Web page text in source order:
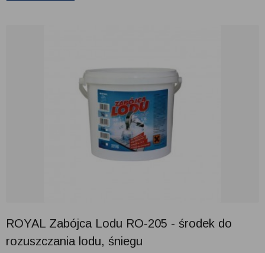
ROYAL Zabójca Lodu RO-205 - środek do
rozuszczania lodu, śniegu